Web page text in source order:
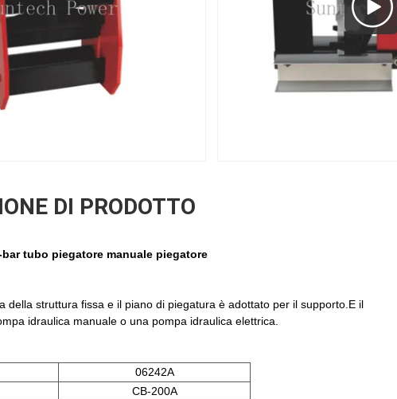
DI PRODOTTO
tubo piegatore manuale piegatore
della struttura fissa e il piano di piegatura è adottato per il supporto.E il
idraulica manuale o una pompa idraulica elettrica.
06242A
CB-200A